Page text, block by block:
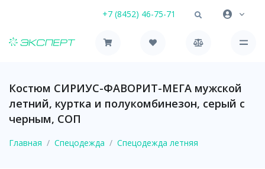
+7 (8452) 46-75-71
Костюм СИРИУС-ФАВОРИТ-МЕГА мужской
летний, куртка и полукомбинезон, серый с
черным, СОП
Главная Спецодежда Спецодежда летняя